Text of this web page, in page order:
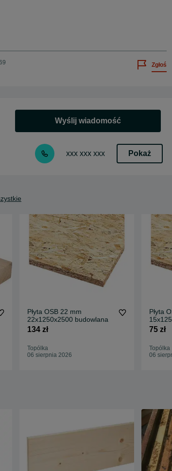
Zgłoś
Wyślij wiadomość
xxx xxx xxx Pokaż
Płyta OSB 22 mm
22x1250x2500 budowlana
134 zł
Topólka
06 sierpnia 2026
Płyta
75 zł
Topólka
06